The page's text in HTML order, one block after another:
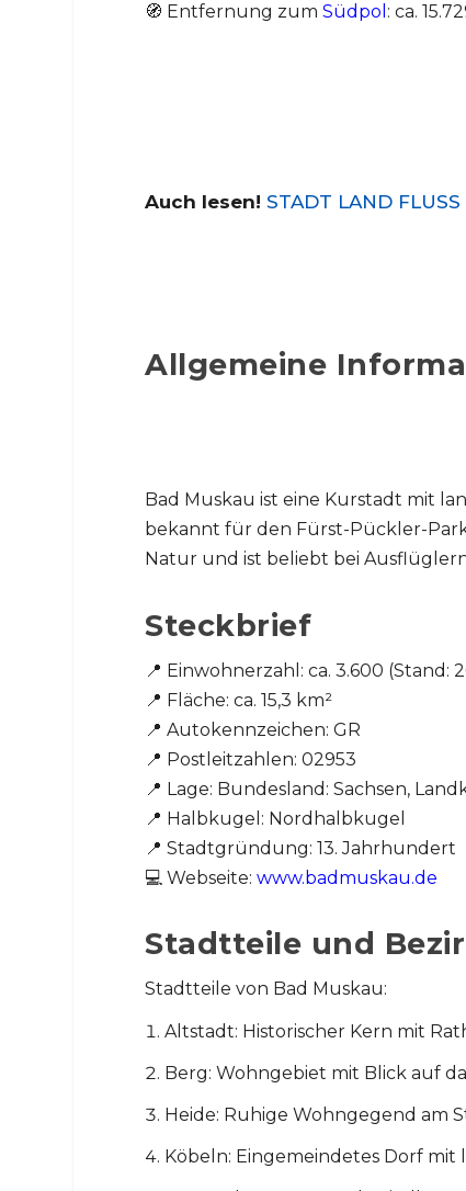
🧭 Entfernung zum Südpol : ca.
Auch lesen! STADT LAND
Allgemeine
Bad Muskau ist eine Kurstadt mit
bekannt für den Fürst-Pückler-
Natur und ist beliebt bei
Steckbrief
📍 Einwohnerzahl: ca. 3.600 (Stand:
📍 Fläche: ca. 15,3 km²
📍 Autokennzeichen: GR
📍 Postleitzahlen: 02953
📍 Lage: Bundesland: Sachsen,
📍 Halbkugel: Nordhalbkugel
📍 Stadtgründung: 13. Jahrhundert
💻 Webseite: www.badmuskau.de
Stadtteile und
Stadtteile von Bad Muskau:
Altstadt: Historischer Kern mit
Berg: Wohngebiet mit Blick auf
Heide: Ruhige Wohngegend am
Köbeln: Eingemeindetes Dorf mit